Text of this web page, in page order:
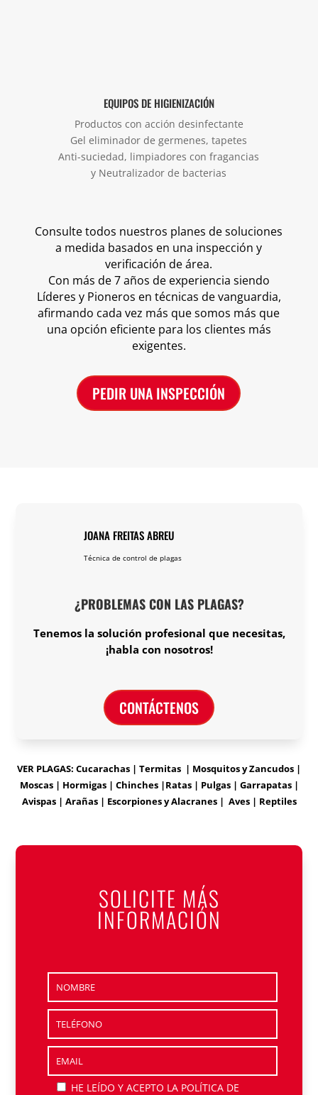
EQUIPOS DE HIGIENIZACIÓN
Productos con acción desinfectante
Gel eliminador de germenes, tapetes
Anti-suciedad, limpiadores con fragancias
y Neutralizador de bacterias
Consulte todos nuestros planes de soluciones
a medida basados ​​en una inspección y
verificación de área.
Con más de 7 años de experiencia siendo
Líderes y Pioneros en técnicas de vanguardia,
afirmando cada vez más que somos más que
una opción eficiente para los clientes más
exigentes.
PEDIR UNA INSPECCIÓN
JOANA FREITAS ABREU
Técnica de control de plagas
¿PROBLEMAS CON LAS PLAGAS?
Tenemos la solución profesional que necesitas,
¡habla con nosotros!
CONTÁCTENOS
VER PLAGAS: Cucarachas | Termitas | Mosquitos y Zancudos |
Moscas | Hormigas | Chinches |Ratas | Pulgas | Garrapatas |
Avispas | Arañas | Escorpiones y Alacranes | Aves | Reptiles
SOLICITE MÁS
INFORMACIÓN
HE LEÍDO Y ACEPTO LA POLÍTICA DE